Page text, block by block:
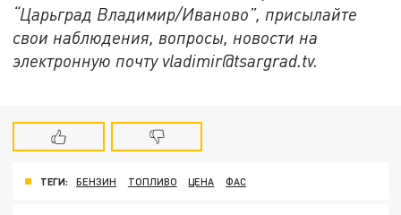
“Царьград Владимир/Иваново”, присылайте
свои наблюдения, вопросы, новости на
электронную почту vladimir@tsargrad.tv.
ТЕГИ: БЕНЗИН ТОПЛИВО ЦЕНА ФАС